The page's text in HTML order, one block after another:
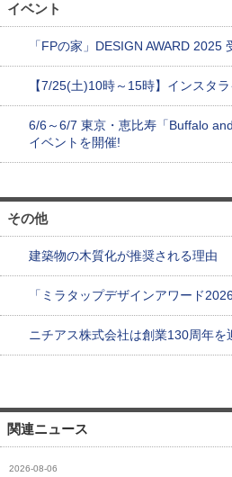
イベント
「FPの家」DESIGN AWARD 2025
【7/25(土)10時～15時】インスタ
6/6～6/7 東京・恵比寿「Buffalo
イベントを開催!
その他
建築物の木質化が推奨される理由
「ミラタップデザインアワード
ニチアス株式会社は創業130周年を
関連ニュース
2026-08-06